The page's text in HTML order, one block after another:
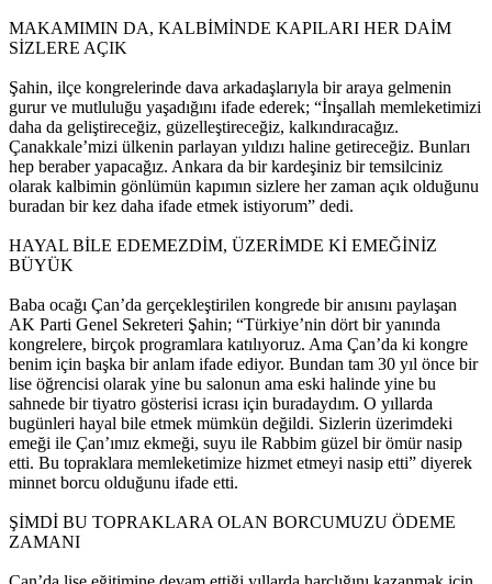
MAKAMIMIN DA, KALBİMİNDE KAPILARI HER DAİM
SİZLERE AÇIK
Şahin, ilçe kongrelerinde dava arkadaşlarıyla bir araya gelmenin
gurur ve mutluluğu yaşadığını ifade ederek; “İnşallah memleketimizi
daha da geliştireceğiz, güzelleştireceğiz, kalkındıracağız.
Çanakkale’mizi ülkenin parlayan yıldızı haline getireceğiz. Bunları
hep beraber yapacağız. Ankara da bir kardeşiniz bir temsilciniz
olarak kalbimin gönlümün kapımın sizlere her zaman açık olduğunu
buradan bir kez daha ifade etmek istiyorum” dedi.
HAYAL BİLE EDEMEZDİM, ÜZERİMDE Kİ EMEĞİNİZ
BÜYÜK
Baba ocağı Çan’da gerçekleştirilen kongrede bir anısını paylaşan
AK Parti Genel Sekreteri Şahin; “Türkiye’nin dört bir yanında
kongrelere, birçok programlara katılıyoruz. Ama Çan’da ki kongre
benim için başka bir anlam ifade ediyor. Bundan tam 30 yıl önce bir
lise öğrencisi olarak yine bu salonun ama eski halinde yine bu
sahnede bir tiyatro gösterisi icrası için buradaydım. O yıllarda
bugünleri hayal bile etmek mümkün değildi. Sizlerin üzerimdeki
emeği ile Çan’ımız ekmeği, suyu ile Rabbim güzel bir ömür nasip
etti. Bu topraklara memleketimize hizmet etmeyi nasip etti” diyerek
minnet borcu olduğunu ifade etti.
ŞİMDİ BU TOPRAKLARA OLAN BORCUMUZU ÖDEME
ZAMANI